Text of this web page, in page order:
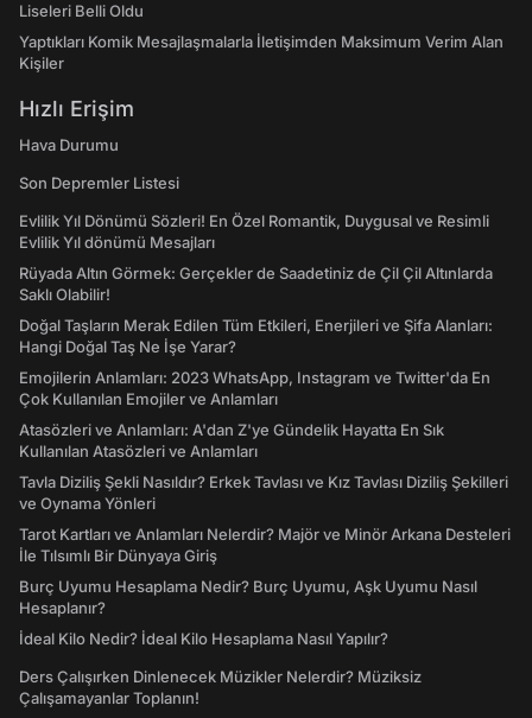
Liseleri Belli Oldu
Yaptıkları Komik Mesajlaşmalarla İletişimden Maksimum Verim Alan
Kişiler
Hızlı Erişim
Hava Durumu
Son Depremler Listesi
Evlilik Yıl Dönümü Sözleri! En Özel Romantik, Duygusal ve Resimli
Evlilik Yıl dönümü Mesajları
Rüyada Altın Görmek: Gerçekler de Saadetiniz de Çil Çil Altınlarda
Saklı Olabilir!
Doğal Taşların Merak Edilen Tüm Etkileri, Enerjileri ve Şifa Alanları:
Hangi Doğal Taş Ne İşe Yarar?
Emojilerin Anlamları: 2023 WhatsApp, Instagram ve Twitter'da En
Çok Kullanılan Emojiler ve Anlamları
Atasözleri ve Anlamları: A'dan Z'ye Gündelik Hayatta En Sık
Kullanılan Atasözleri ve Anlamları
Tavla Diziliş Şekli Nasıldır? Erkek Tavlası ve Kız Tavlası Diziliş Şekilleri
ve Oynama Yönleri
Tarot Kartları ve Anlamları Nelerdir? Majör ve Minör Arkana Desteleri
İle Tılsımlı Bir Dünyaya Giriş
Burç Uyumu Hesaplama Nedir? Burç Uyumu, Aşk Uyumu Nasıl
Hesaplanır?
İdeal Kilo Nedir? İdeal Kilo Hesaplama Nasıl Yapılır?
Ders Çalışırken Dinlenecek Müzikler Nelerdir? Müziksiz
Çalışamayanlar Toplanın!